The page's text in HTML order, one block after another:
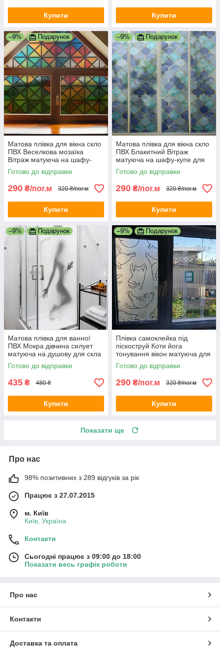
Купити Купити
–9% Подарунок
Матова плівка для вікна скло
ПВХ Веселкова мозаїка
Вітраж матуюча на шафу-
купе для дзеркала 1 пог.м
1000х1000 мм
Готово до відправки
290 ₴/пог.м 320 ₴/пог.м
Купити
–9% Подарунок
Матова плівка для вікна скло
ПВХ Блакитний Вітраж
матуюча на шафу-купе для
дзеркала 1 пог.м 1000х1000
мм
Готово до відправки
290 ₴/пог.м 320 ₴/пог.м
Купити
–9% Подарунок
Матова плівка для ванної
ПВХ Мокра дівчина силует
матуюча на душову для скла
1000х1500 мм
Готово до відправки
435 ₴ 480 ₴
Купити
–9% Подарунок
Плівка самоклейка під
піскоструй Коти йога
тонування вікон матуюча для
вікон кошенята кіт 1 пог.м
1000х1000 мм
Готово до відправки
290 ₴/пог.м 320 ₴/пог.м
Купити
Показати ще
Про нас
98% позитивних з 289 відгуків за рік
Працює з 27.07.2015
м. Київ
Київ, Україна
Контакти
Сьогодні працює з 09:00 до 18:00
Показати весь графік роботи
Про нас
Контакти
Доставка та оплата